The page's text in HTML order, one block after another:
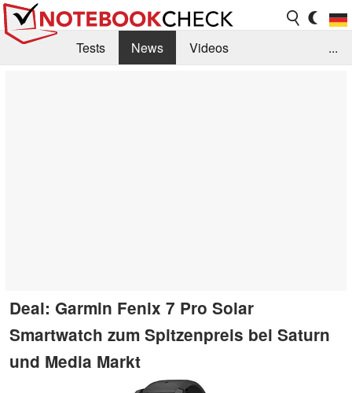
Tests News
Videos
...
Deal: Garmin Fenix 7 Pro Solar
Smartwatch zum Spitzenpreis bei Saturn
und Media Markt